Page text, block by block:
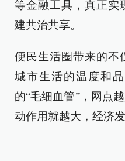
等金融工具，真正实
建共治共享。
便民生活圈带来的不
城市生活的温度和
的“毛细血管”，网点
动作用就越大，经济